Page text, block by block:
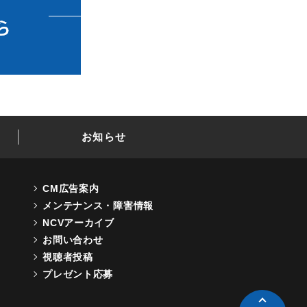
お知らせ
CM広告案内
メンテナンス・障害情報
NCVアーカイブ
お問い合わせ
視聴者投稿
プレゼント応募